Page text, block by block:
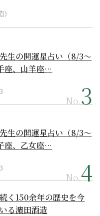
)
生の開運星占い（8/3～
座、山羊座…
No.
生の開運星占い（8/3～
座、乙女座…
No.
く150余年の歴史を今
る濵田酒造